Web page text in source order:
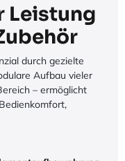
Leistung
durch gezielte
Aufbau vieler
– ermöglicht